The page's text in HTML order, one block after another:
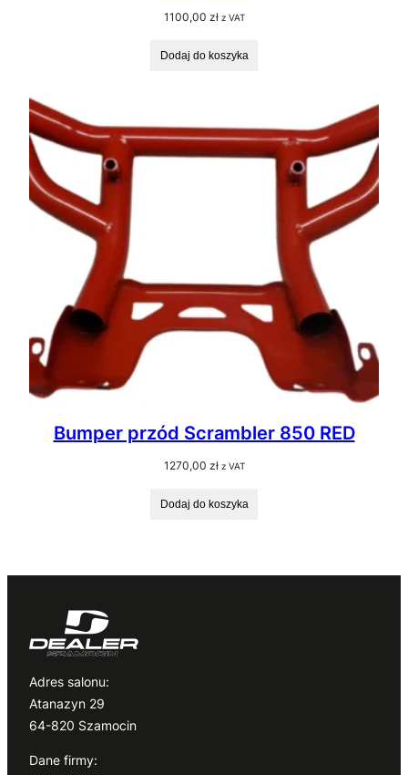
1100,00 zł z VAT
Dodaj do koszyka
Bumper przód Scrambler 850 RED
1270,00 zł z VAT
Dodaj do koszyka
Adres salonu:
Atanazyn 29
64-820 Szamocin
Dane firmy: